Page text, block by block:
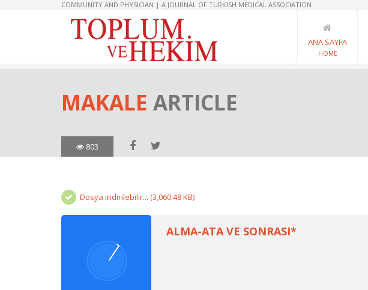
COMMUNITY AND PHYSICIAN | A JOURNAL OF TURKISH MEDICAL ASSOCIATION
ANA SAYFA
HOME
MAKALE ARTICLE
803
Dosya indirilebilir... (3,060.48 KB)
ALMA-ATA VE SONRASI*